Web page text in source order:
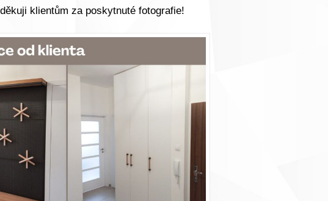
klientům za poskytnuté fotografie!